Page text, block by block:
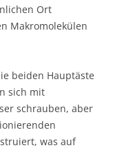
Ort
Makromolekülen
beiden Hauptäste
sich mit
schrauben, aber
was auf